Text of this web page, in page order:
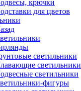
крючки
для цветов
светильники
светильники
светильники
фигуры